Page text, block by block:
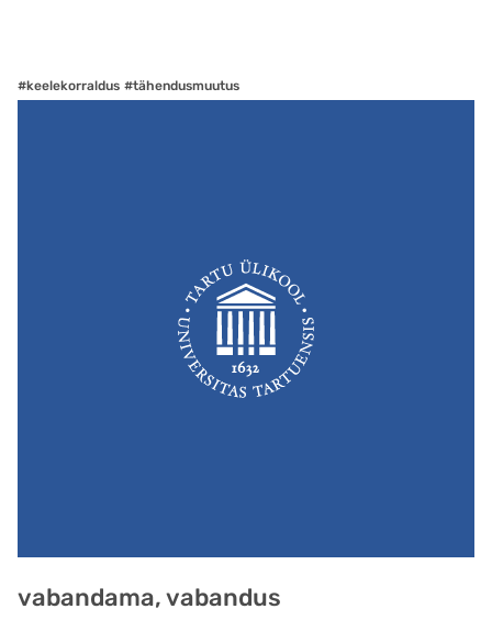
#keelekorraldus #tähendusmuutus
vabandama, vabandus